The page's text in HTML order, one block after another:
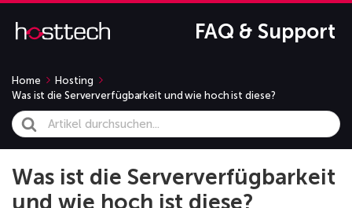
FAQ & Support
Home
Hosting
Was ist die Serververfügbarkeit und wie hoch ist diese?
Search
For
Was ist die Serververfügbarkeit
und wie hoch ist diese?